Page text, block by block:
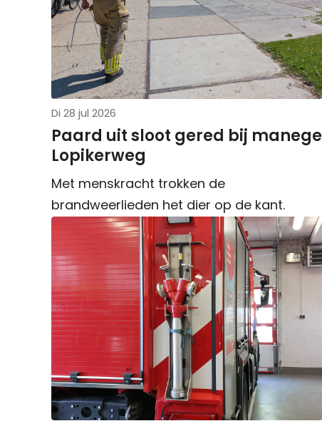
Di 28 jul 2026
Paard uit sloot gered bij manege
Lopikerweg
Met menskracht trokken de
brandweerlieden het dier op de kant.